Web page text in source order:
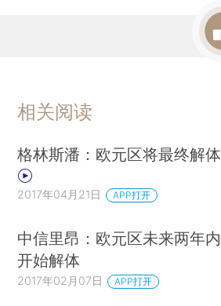
相关阅读
格林斯潘：欧元区将最终解体
2017年04月21日 APP打开
中信里昂：欧元区未来两年内
开始解体
2017年02月07日 APP打开